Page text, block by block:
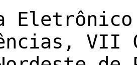
VII